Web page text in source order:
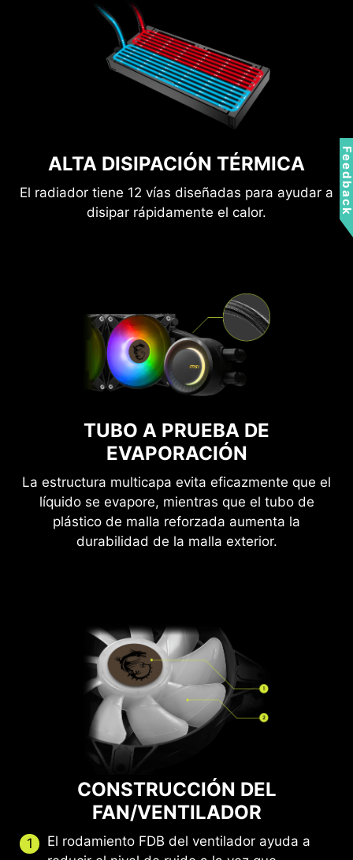
ALTA DISIPACIÓN TÉRMICA
El radiador tiene 12 vías diseñadas para ayudar a
disipar rápidamente el calor.
TUBO A PRUEBA DE
EVAPORACIÓN
La estructura multicapa evita eficazmente que el
líquido se evapore, mientras que el tubo de
plástico de malla reforzada aumenta la
durabilidad de la malla exterior.
CONSTRUCCIÓN DEL
FAN/VENTILADOR
El rodamiento FDB del ventilador ayuda a